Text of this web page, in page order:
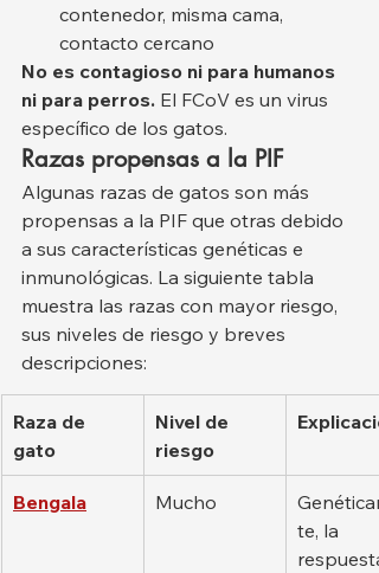
contenedor, misma cama,
contacto cercano
No es contagioso ni para humanos
ni para perros. El FCoV es un virus
específico de los gatos.
Razas propensas a la PIF
Algunas razas de gatos son más
propensas a la PIF que otras debido
a sus características genéticas e
inmunológicas. La siguiente tabla
muestra las razas con mayor riesgo,
sus niveles de riesgo y breves
descripciones:
Raza de
gato
Nivel de
riesgo
Bengala Mucho
te, la
respuesta